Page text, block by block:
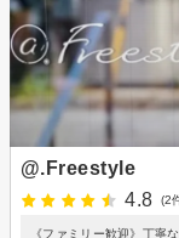
@.Freestyle
4.8
(2
《ファミリー歓迎》丁寧